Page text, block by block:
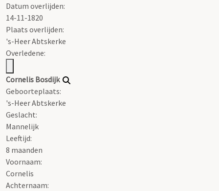
Datum overlijden:
14-11-1820
Plaats overlijden:
's-Heer Abtskerke
Overledene:
Cornelis Bosdijk
Geboorteplaats:
's-Heer Abtskerke
Geslacht:
Mannelijk
Leeftijd:
8 maanden
Voornaam:
Cornelis
Achternaam: